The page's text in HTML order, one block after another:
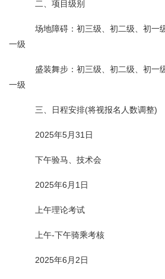
二、项目级别
场地障碍：初三级、初二级、初一
一级
盛装舞步：初三级、初二级、初一
一级
三、日程安排(将视报名人数调整)
2025年5月31日
下午验马、技术会
2025年6月1日
上午理论考试
上午-下午骑乘考核
2025年6月2日